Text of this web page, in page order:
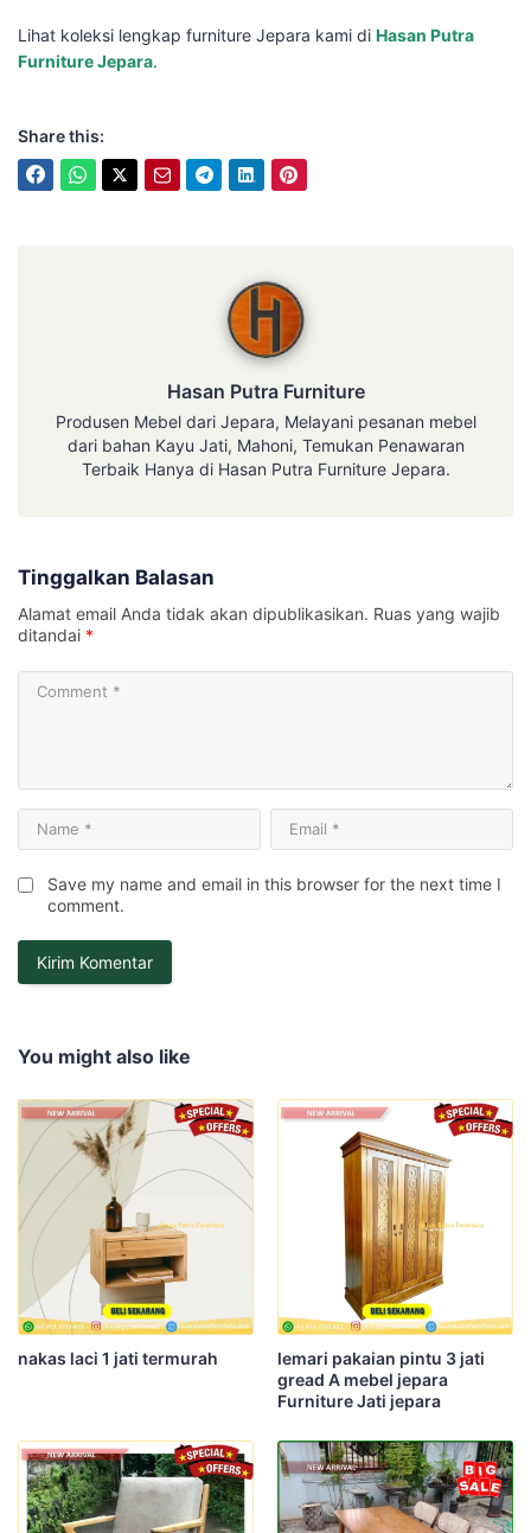
Lihat koleksi lengkap furniture Jepara kami di Hasan Putra
Furniture Jepara.
Share this:
Hasan Putra Furniture
Produsen Mebel dari Jepara, Melayani pesanan mebel
dari bahan Kayu Jati, Mahoni, Temukan Penawaran
Terbaik Hanya di Hasan Putra Furniture Jepara.
Tinggalkan Balasan
Alamat email Anda tidak akan dipublikasikan. Ruas yang wajib
ditandai *
Save my name and email in this browser for the next time I
comment.
You might also like
nakas laci 1 jati termurah
lemari pakaian pintu 3 jati
gread A mebel jepara
Furniture Jati jepara